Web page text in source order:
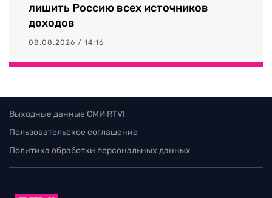
лишить Россию всех источников
доходов
08.08.2026 / 14:16
Выходные данные СМИ RTVI
Пользовательское соглашение
Политика обработки персональных данных